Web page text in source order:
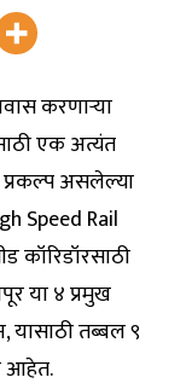
करणाऱ्या
एक अत्यंत
प्रकल्प असलेल्या
Speed Rail
कॉरिडॉरसाठी
या ४ प्रमुख
यासाठी तब्बल ९
आहेत.